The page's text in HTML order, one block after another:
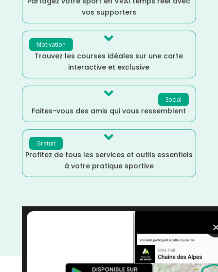
vos supporters
Motivation 
Trouvez les courses idéales sur une carte
interactive et exclusive
Social

Faites-vous des amis qui vous ressemblent
Gratuit 
Profitez de tous les services et outils essentiels
à votre pratique sportive
Dénivelé Plat/
Course à Pied